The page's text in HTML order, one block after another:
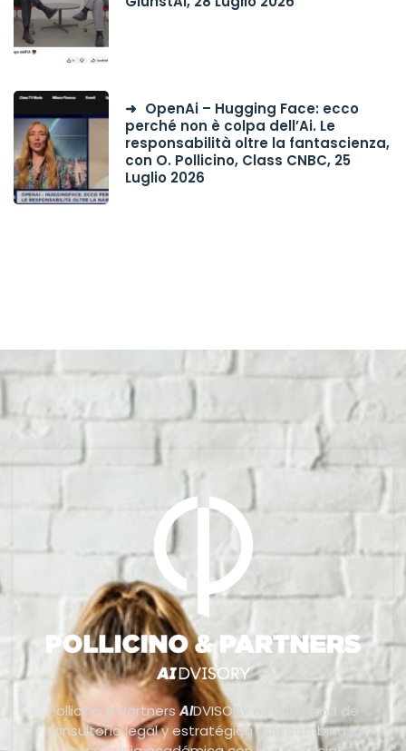
OpenAi – Hugging Face: ecco
perché non è colpa dell’Ai. Le
responsabilità oltre la fantascienza,
con O. Pollicino, Class CNBC, 25
Luglio 2026
Pollicino & PartnersAIDVISORY es una firma de
consultoría legal y estratégica que combina la